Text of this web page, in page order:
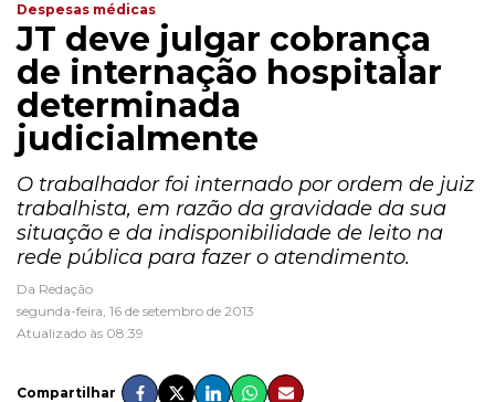
Despesas médicas
JT deve julgar cobrança
de internação hospitalar
determinada
judicialmente
O trabalhador foi internado por ordem de juiz
trabalhista, em razão da gravidade da sua
situação e da indisponibilidade de leito na
rede pública para fazer o atendimento.
Da Redação
segunda-feira, 16 de setembro de 2013
Atualizado às 08:39
Compartilhar